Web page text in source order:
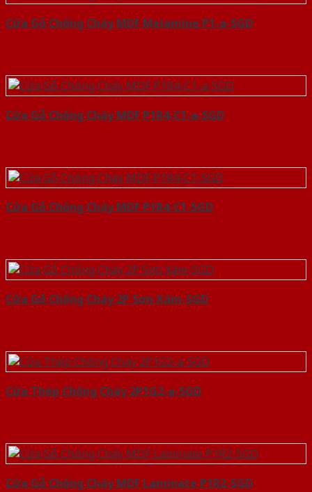
Cửa Gỗ Chống Cháy MDF Melamine P1-a-SGD
Cửa Gỗ Chống Cháy MDF P1R4-C1-a-SGD
Cửa Gỗ Chống Cháy MDF P1R4-C1-SGD
Cửa Gỗ Chống Cháy 2P Sơn Xám-SGD
Cửa Thép Chống Cháy 2P1G2-a-SGD
Cửa Gỗ Chống Cháy MDF Laminate P1R2-SGD